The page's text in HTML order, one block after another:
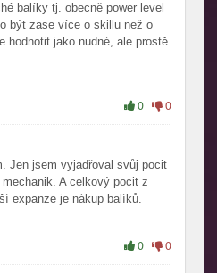
balíky tj. obecně power level
být zase více o skillu než o
hodnotit jako nudné, ale prostě
0 0
Jen jsem vyjadřoval svůj pocit
A celkový pocit z
expanze je nákup balíků.
0 0